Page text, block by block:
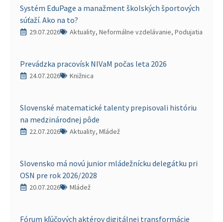
Systém EduPage a manažment školských športových
súťaží. Ako na to?
29.07.2026 Aktuality, Neformálne vzdelávanie, Podujatia
Prevádzka pracovísk NIVaM počas leta 2026
24.07.2026 Knižnica
Slovenské matematické talenty prepisovali históriu
na medzinárodnej pôde
22.07.2026 Aktuality, Mládež
Slovensko má novú junior mládežnícku delegátku pri
OSN pre rok 2026/2028
20.07.2026 Mládež
Fórum kľúčových aktérov digitálnej transformácie